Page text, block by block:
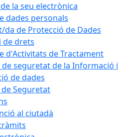
la seu electrònica
dades personals
da de Protecció de Dades
de drets
d'Activitats de Tractament
de seguretat de la Informació i
de dades
Seguretat
al ciutadà